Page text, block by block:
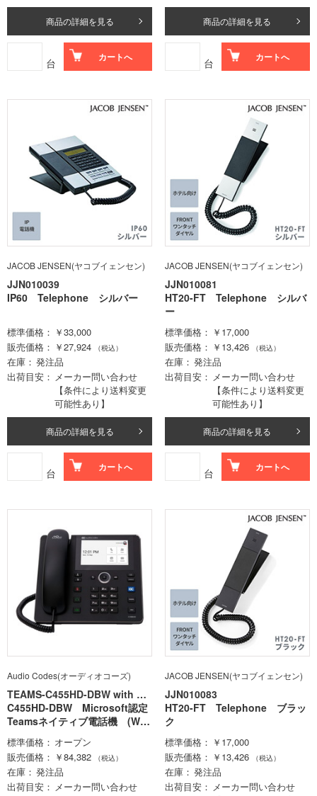
商品の詳細を見る
台 カートへ
商品の詳細を見る
台 カートへ
JACOB JENSEN(ヤコブイェンセン)
JJN010039
IP60 Telephone シルバー
標準価格
￥33,000
販売価格
￥27,924 （税込）
在庫
発注品
出荷目安
メーカー問い合わせ
【条件により送料変更
可能性あり】
商品の詳細を見る
台 カートへ
JACOB JENSEN(ヤコブイェンセン)
JJN010081
HT20-FT Telephone シルバ
ー
標準価格
￥17,000
販売価格
￥13,426 （税込）
在庫
発注品
出荷目安
メーカー問い合わせ
【条件により送料変更
可能性あり】
商品の詳細を見る
台 カートへ
Audio Codes(オーディオコーズ)
TEAMS-C455HD-DBW with AC
adaptor
C455HD-DBW Microsoft認定
Teamsネイティブ電話機 (Wi-
Fi 対応) (AC電源付)
標準価格
オープン
販売価格
￥84,382 （税込）
在庫
発注品
出荷目安
メーカー問い合わせ
JACOB JENSEN(ヤコブイェンセン)
JJN010083
HT20-FT Telephone ブラッ
ク
標準価格
￥17,000
販売価格
￥13,426 （税込）
在庫
発注品
出荷目安
メーカー問い合わせ